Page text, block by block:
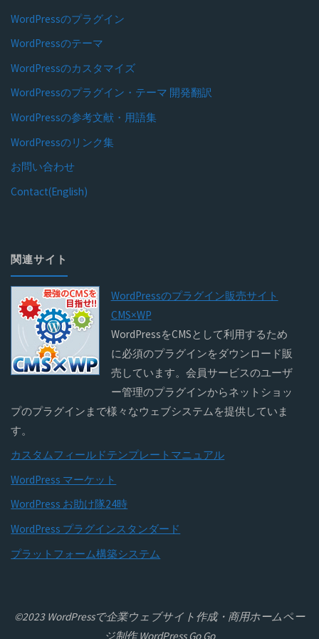
WordPressのプラグイン
WordPressのテーマ
WordPressのカスタマイズ
WordPressのプラグイン・テーマ 開発翻訳
WordPressの参考文献・用語集
WordPressのリンク集
お問い合わせ
Contact(English)
関連サイト
WordPressのプラグイン販売サイト
CMS×WP
WordPressをCMSとして利用するため
に必須のプラグインをダウンロード販
売しています。会員サービスのユーザ
ー管理のプラグインからネットショッ
プのプラグインまで様々なウェブシステムを提供していま
す。
カスタムフィールドテンプレートマニュアル
WordPress マーケット
WordPress お助け隊24時
WordPress プラグインスタンダード
プラットフォーム構築システム
©2023 WordPressで企業ウェブサイト作成・商用ホームペー
ジ制作 WordPress Go Go